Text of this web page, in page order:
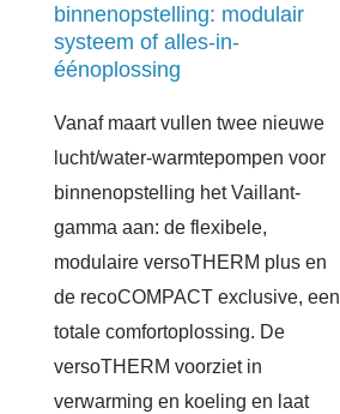
binnenopstelling: modulair
systeem of alles-in-
éénoplossing
Vanaf maart vullen twee nieuwe
lucht/water-warmtepompen voor
binnenopstelling het Vaillant-
gamma aan: de flexibele,
modulaire versoTHERM plus en
de recoCOMPACT exclusive, een
totale comfortoplossing. De
versoTHERM voorziet in
verwarming en koeling en laat